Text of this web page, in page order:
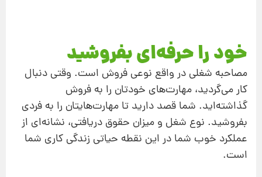
خود را حرفه‌ای بفروشید
مصاحبه شغلی در واقع نوعی فروش است. وقتی دنبال
کار می‌گردید، مهارت‌های خودتان را به فروش
گذاشته‌اید. شما قصد دارید تا مهارت‌هایتان را به فردی
بفروشید. نوع شغل و میزان حقوق دریافتی، نشانه‌ای از
عملکرد خوب شما در این نقطه حیاتی زندگی کاری شما
است.